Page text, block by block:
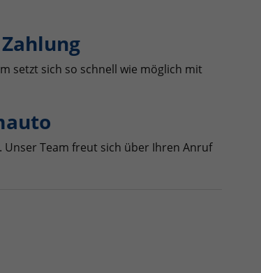
setzt sich so schnell wie möglich mit
Team freut sich über Ihren Anruf